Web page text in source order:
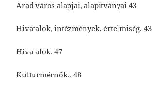
Arad város alapjai, alapitványai 43
Hivatalok, intézmények, értelmiség. 43
Hivatalok. 47
Kulturmérnök.. 48